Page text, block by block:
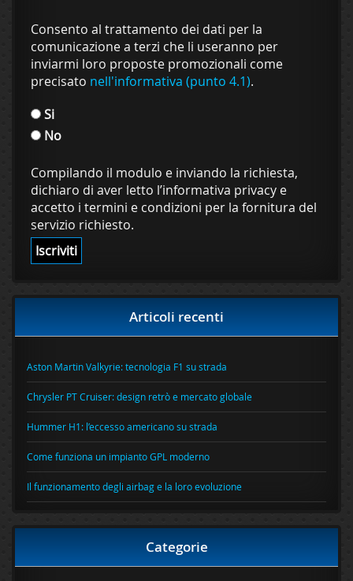
Consento al trattamento dei dati per la
comunicazione a terzi che li useranno per
inviarmi loro proposte promozionali come
precisato nell'informativa (punto 4.1).
Si
No
Compilando il modulo e inviando la richiesta,
dichiaro di aver letto l’informativa privacy e
accetto i termini e condizioni per la fornitura del
servizio richiesto.
Articoli recenti
Aston Martin Valkyrie: tecnologia F1 su strada
Chrysler PT Cruiser: design retrò e mercato globale
Hummer H1: l’eccesso americano su strada
Come funziona un impianto GPL moderno
Il funzionamento degli airbag e la loro evoluzione
Categorie